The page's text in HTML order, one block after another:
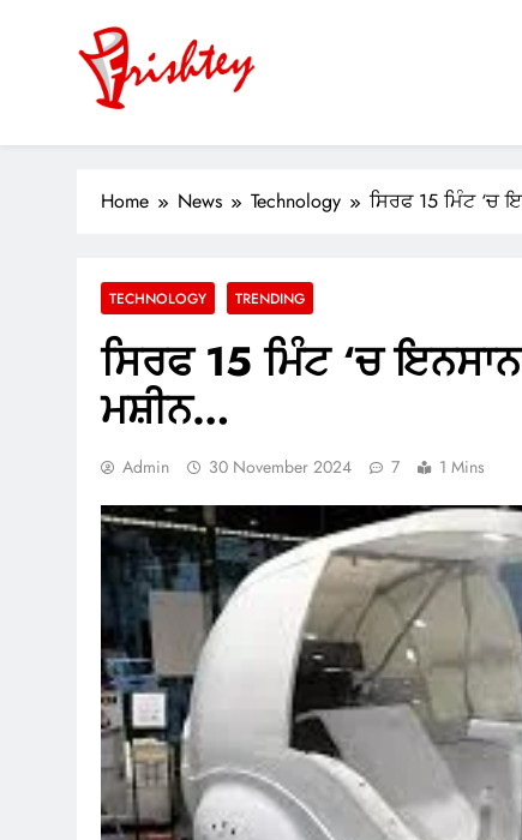
Your Window to the World
Home News Technology ਸਿਰਫ 15 ਮਿੰਟ ‘ਚ
TECHNOLOGY TRENDING
ਸਿਰਫ 15 ਮਿੰਟ ‘ਚ
ਮਸ਼ੀਨ…
Admin 30 November 2024 7 1 Mins